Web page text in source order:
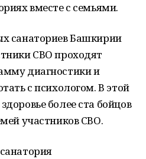
вместе с семьями.
санаториев Башкирии
СВО проходят
диагностики и
с психологом. В этой
более ста бойцов
участников СВО.